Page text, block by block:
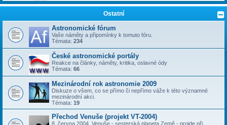
Ostatní
Astronomické fórum
Vaše náměty a připomínky k tomuto fóru.
Témata: 234
České astronomické portály
Reakce na články, náměty, kritika, oslavné ódy
Témata: 66
Mezinárodní rok astronomie 2009
Diskuze o všem, co se přímo či nepřímo váže k této významné
mezinárodní akci.
Témata: 19
Přechod Venuše (projekt VT-2004)
8. června 2004, Venuše - sesterská planeta Země - projde při